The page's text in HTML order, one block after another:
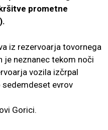
prometne
iz rezervoarja tovornega
je neznanec tekom noči
vozila izčrpal
evrov
Gorici.